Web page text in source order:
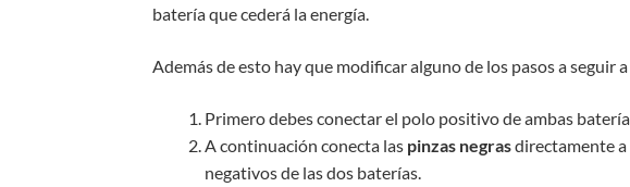
batería que cederá la energía.
Además de esto hay que modificar alguno de los pasos a seguir
Primero debes conectar el polo positivo de ambas
A continuación conecta las pinzas negrasdirectamente a
negativos de las dos baterías.